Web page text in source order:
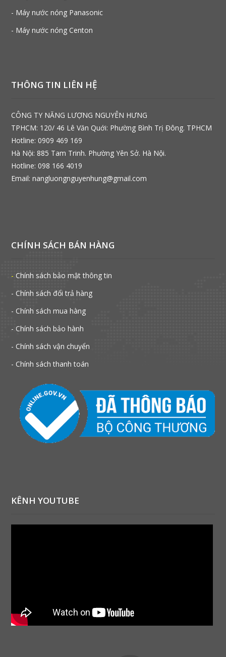
- Máy nước nóng Panasonic
- Máy nước nóng Centon
THÔNG TIN LIÊN HỆ
CÔNG TY NĂNG LƯỢNG NGUYÊN HƯNG
TPHCM: 120/ 46 Lê Văn Quới: Phường Bình Trị Đông. TPHCM
Hotline: 0909 469 169
Hà Nội: 885 Tam Trinh. Phường Yên Sở. Hà Nội.
Hotline: 098 166 4019
Email: nangluongnguyenhung@gmail.com
CHÍNH SÁCH BÁN HÀNG
- Chính sách bảo mật thông tin
- Chính sách đổi trả hàng
- Chính sách mua hàng
- Chính sách bảo hành
- Chính sách vận chuyển
- Chính sách thanh toán
KÊNH YOUTUBE